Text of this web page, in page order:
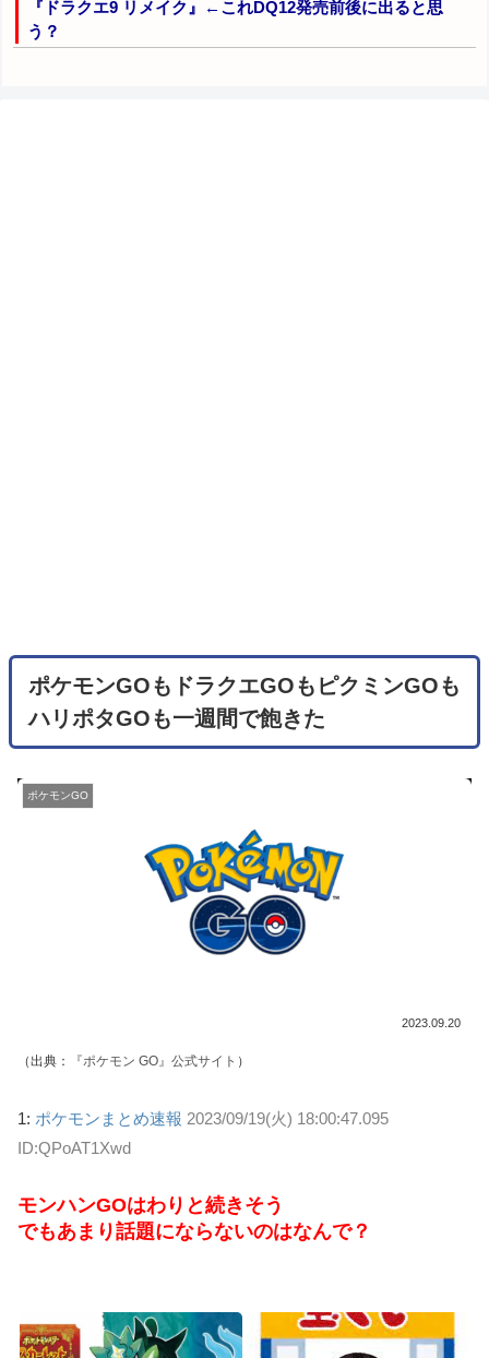
『ドラクエ9 リメイク』←これDQ12発売前後に出ると思
う？
ポケモンGOもドラクエGOもピクミンGOも
ハリポタGOも一週間で飽きた
ポケモンGO
2023.09.20
（出典： 『ポケモン GO』公式サイト ）
1: ポケモンまとめ速報 2023/09/19(火) 18:00:47.095
ID:QPoAT1Xwd
モンハンGOはわりと続きそう
でもあまり話題にならないのはなんで？